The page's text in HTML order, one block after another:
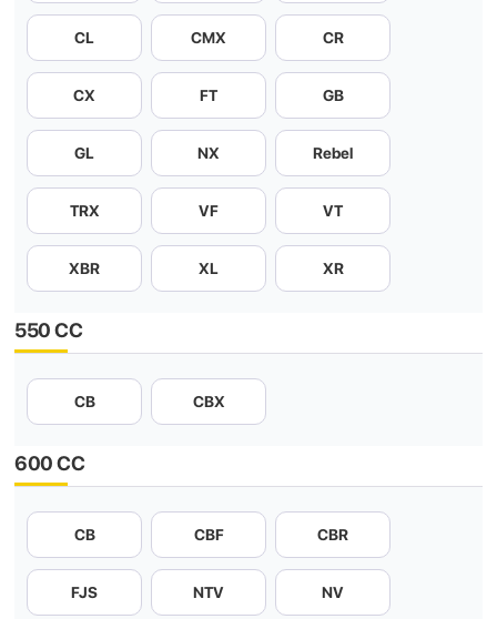
CL CMX CR
CX FT GB
GL NX Rebel
TRX VF VT
XBR XL XR
550 CC
CB CBX
600 CC
CB CBF CBR
FJS NTV NV